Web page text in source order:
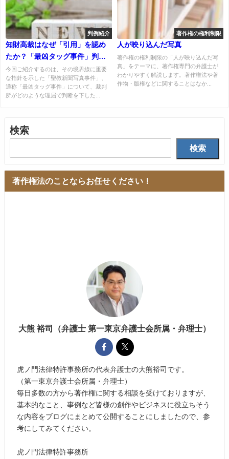
判例紹介
知財高裁はなぜ「引用」を認め
たか？「最凶タッグ事件」判決
文を読み解く３つのポイント
今回ご紹介するのは、その境界線に重要
な指針を示した「聖教新聞写真事件」、
通称「最凶タッグ事件」について、裁判
所がどのような理屈で判断を下した...
著作権の権利制限
人が映り込んだ写真
著作権の権利制限の「人が映り込んだ写
真」をテーマに、著作権専門の弁護士が
わかりやすく解説します。著作権法や著
作物・版権などに関することはなか...
検索
検索
著作権法のことならお任せください！
大熊 裕司（弁護士 第一東京弁護士会所属・弁理士）
虎ノ門法律特許事務所の代表弁護士の大熊裕司です。
（第一東京弁護士会所属・弁理士）
毎日多数の方から著作権に関する相談を受けておりますが、
基本的なこと、事例など皆様の創作やビジネスに役立ちそう
な内容をブログにまとめて公開することにしましたので、参
考にしてみてください。
虎ノ門法律特許事務所